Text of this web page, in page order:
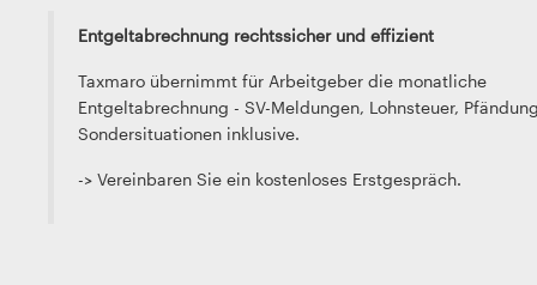
Entgeltabrechnung rechtssicher und effizient
Taxmaro übernimmt für Arbeitgeber die monatliche
Entgeltabrechnung - SV-Meldungen, Lohnsteuer,
Sondersituationen inklusive.
-> Vereinbaren Sie ein kostenloses Erstgespräch.